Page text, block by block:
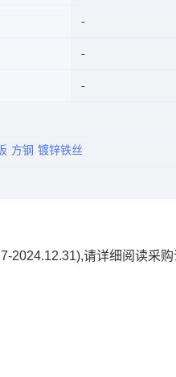
方钢 镀锌铁丝
2024.12.31),请详细阅读采